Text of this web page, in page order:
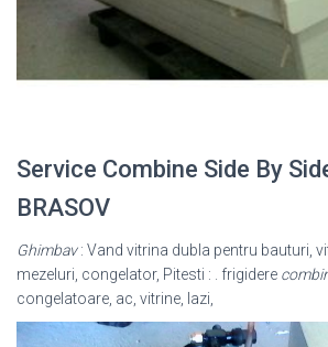
Service Combine Side By
BRASOV
Ghimbav: Vand vitrina dubla pentru bauturi,
mezeluri, congelator, Pitesti : . frigidere
congelatoare, ac, vitrine, lazi,